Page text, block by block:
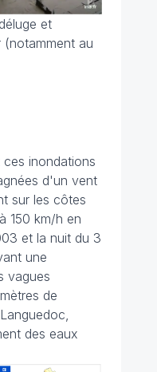
et
(notamment au
ces inondations
d'un vent
sur les côtes
150 km/h en
et la nuit du 3
une
vagues
de
des eaux